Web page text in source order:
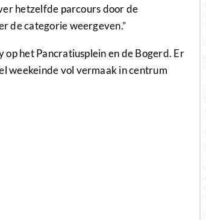
hetzelfde parcours door de
de categorie weergeven.”
het Pancratiusplein en de Bogerd. Er
weekeinde vol vermaak in centrum